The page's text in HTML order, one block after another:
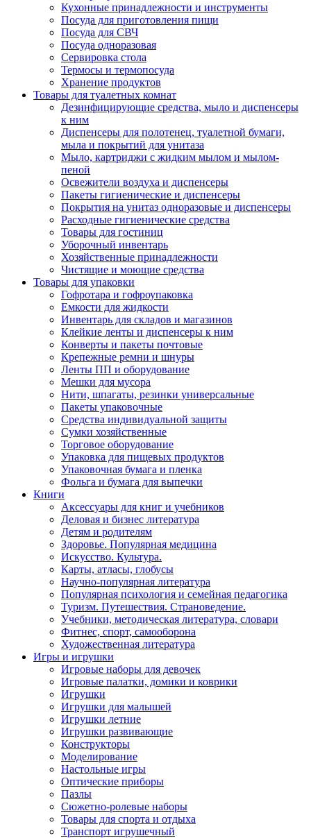
Кухонные принадлежности и инструменты
Посуда для приготовления пищи
Посуда для СВЧ
Посуда одноразовая
Сервировка стола
Термосы и термопосуда
Хранение продуктов
Товары для туалетных комнат
Дезинфицирующие средства, мыло и диспенсеры
к ним
Диспенсеры для полотенец, туалетной бумаги,
мыла и покрытий для унитаза
Мыло, картриджи с жидким мылом и мылом-
пеной
Освежители воздуха и диспенсеры
Пакеты гигиенические и диспенсеры
Покрытия на унитаз одноразовые и диспенсеры
Расходные гигиенические средства
Товары для гостиниц
Уборочный инвентарь
Хозяйственные принадлежности
Чистящие и моющие средства
Товары для упаковки
Гофротара и гофроупаковка
Емкости для жидкости
Инвентарь для складов и магазинов
Клейкие ленты и диспенсеры к ним
Конверты и пакеты почтовые
Крепежные ремни и шнуры
Ленты ПП и оборудование
Мешки для мусора
Нити, шпагаты, резинки универсальные
Пакеты упаковочные
Средства индивидуальной защиты
Сумки хозяйственные
Торговое оборудование
Упаковка для пищевых продуктов
Упаковочная бумага и пленка
Фольга и бумага для выпечки
Книги
Аксессуары для книг и учебников
Деловая и бизнес литература
Детям и родителям
Здоровье. Популярная медицина
Искусство. Культура.
Карты, атласы, глобусы
Научно-популярная литература
Популярная психология и семейная педагогика
Туризм. Путешествия. Страноведение.
Учебники, методическая литература, словари
Фитнес, спорт, самооборона
Художественная литература
Игры и игрушки
Игровые наборы для девочек
Игровые палатки, домики и коврики
Игрушки
Игрушки для малышей
Игрушки летние
Игрушки развивающие
Конструкторы
Моделирование
Настольные игры
Оптические приборы
Пазлы
Сюжетно-ролевые наборы
Товары для спорта и отдыха
Транспорт игрушечный